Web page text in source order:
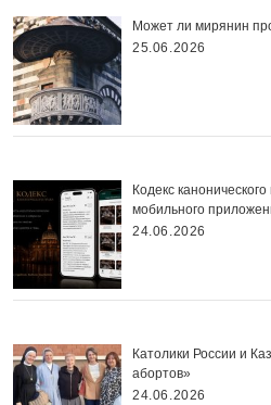
Может ли мирянин
25.06.2026
Кодекс
мобильного
24.06.2026
Католики России и
абортов»
24.06.2026